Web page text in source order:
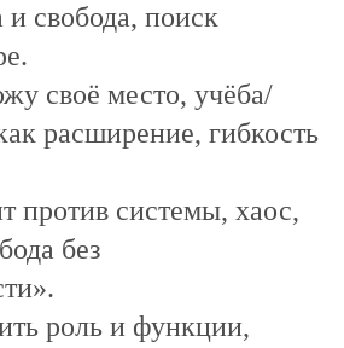
свобода, поиск
своё место, учёба/
расширение, гибкость
против системы, хаос,
без
роль и функции,